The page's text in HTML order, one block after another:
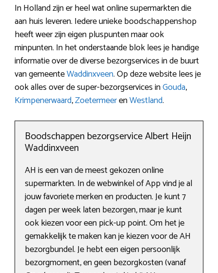
In Holland zijn er heel wat online supermarkten die
aan huis leveren. Iedere unieke boodschappenshop
heeft weer zijn eigen pluspunten maar ook
minpunten. In het onderstaande blok lees je handige
informatie over de diverse bezorgservices in de buurt
van gemeenteWaddinxveen. Op deze website lees je
ook alles over de super-bezorgservices inGouda,
Krimpenerwaard,ZoetermeerenWestland.
Boodschappen bezorgservice Albert Heijn
Waddinxveen
AH is een van de meest gekozen online
supermarkten. In de webwinkel of App vind je al
jouw favoriete merken en producten. Je kunt 7
dagen per week laten bezorgen, maar je kunt
ook kiezen voor een pick-up point. Om het je
gemakkelijk te maken kan je kiezen voor de AH
bezorgbundel. Je hebt een eigen persoonlijk
bezorgmoment, en geen bezorgkosten (vanaf